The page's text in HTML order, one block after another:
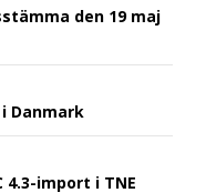
den 19 maj
Danmark
import i TNE